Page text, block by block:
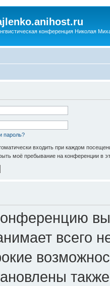
конференция Николая
пароль?
входить при каждом
моё пребывание на конференции в
всего